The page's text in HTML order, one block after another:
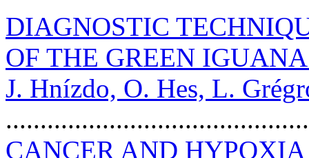
DIAGNOSTIC
OF THE GREEN
J. Hnízdo, O. Hes, L.
CANCER AND HYPOXIA